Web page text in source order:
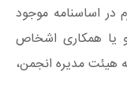
در اساسنامه موجود
یا همکاری اشخاص
هیئت مدیره انجمن،